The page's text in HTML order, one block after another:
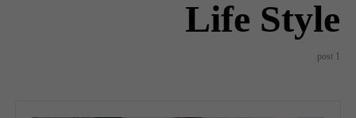
Life Style
1 post